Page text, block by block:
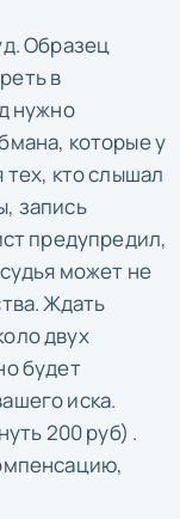
Образец
в
нужно
которые у
тех, кто слышал
запись
предупредил,
может не
Ждать
двух
будет
иска.
200 руб) .